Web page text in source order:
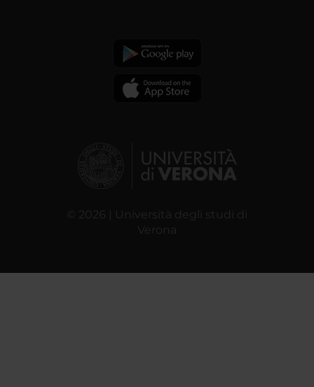
© 2026 | Università degli studi di
Verona